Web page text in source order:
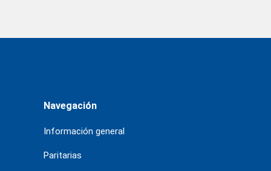
Navegación
Información general
Paritarias